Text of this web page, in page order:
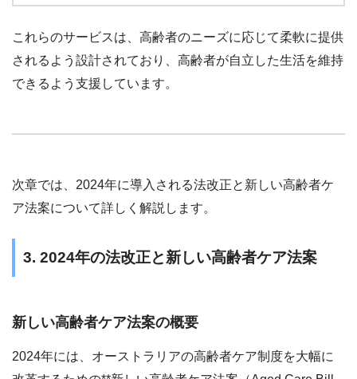
これらのサービスは、高齢者のニーズに応じて柔軟に提供
されるよう設計されており、高齢者が自立した生活を維持
できるよう支援しています。
次章では、2024年に導入される法改正と新しい高齢者ケ
ア法案について詳しく解説します。
3. 2024年の法改正と新しい高齢者ケア法案
新しい高齢者ケア法案の概要
2024年には、オーストラリアの高齢者ケア制度を大幅に